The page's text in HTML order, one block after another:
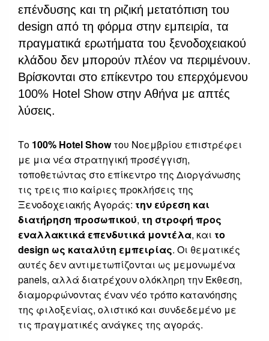
επένδυσης και τη ριζική μετατόπιση του
design από τη φόρμα στην εμπειρία, τα
πραγματικά ερωτήματα του ξενοδοχειακού
κλάδου δεν μπορούν πλέον να περιμένουν.
Βρίσκονται στο επίκεντρο του επερχόμενου
100% Hotel Show στην Αθήνα με απτές
λύσεις.
Το 100% Hotel Showτου Νοεμβρίου επιστρέφει
με μια νέα στρατηγική προσέγγιση,
τοποθετώντας στο επίκεντρο της Διοργάνωσης
τις τρεις πιο καίριες προκλήσεις της
Ξενοδοχειακής Αγοράς: την εύρεση και
διατήρηση προσωπικού, τη στροφή προς
εναλλακτικά επενδυτικά μοντέλα, και το
design ως καταλύτη εμπειρίας. Οι θεματικές
αυτές δεν αντιμετωπίζονται ως μεμονωμένα
panels, αλλά διατρέχουν ολόκληρη την Έκθεση,
διαμορφώνοντας έναν νέο τρόπο κατανόησης
της φιλοξενίας, ολιστικό και συνδεδεμένο με
τις πραγματικές ανάγκες της αγοράς.